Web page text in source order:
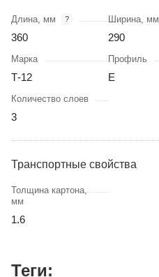
Длина, мм ?
360
Ширина, мм
290
Марка
Т-12
Профиль
Е
Количество слоев
3
Транспортные свойства
Толщина картона,
мм
1.6
Теги: